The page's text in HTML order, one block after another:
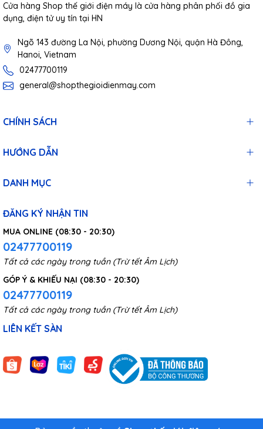
Cửa hàng Shop thế giới điện máy là cửa hàng phân phối đồ gia
dụng, điện tử uy tín tại HN
Ngõ 143 đường La Nội, phường Dương Nội, quận Hà Đông,
Hanoi, Vietnam
02477700119
general@shopthegioidienmay.com
CHÍNH SÁCH
HƯỚNG DẪN
DANH MỤC
ĐĂNG KÝ NHẬN TIN
MUA ONLINE (08:30 - 20:30)
02477700119
Tất cả các ngày trong tuần (Trừ tết Âm Lịch)
GÓP Ý & KHIẾU NẠI (08:30 - 20:30)
02477700119
Tất cả các ngày trong tuần (Trừ tết Âm Lịch)
LIÊN KẾT SÀN